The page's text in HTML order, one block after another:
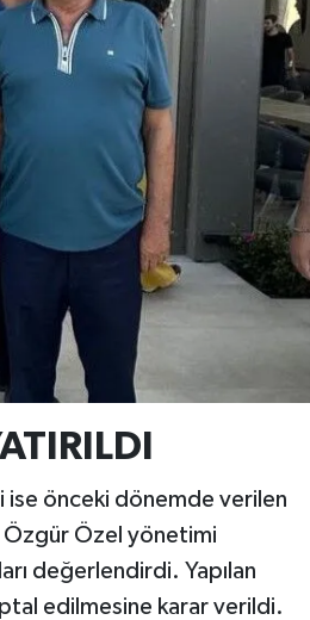
ise önceki dönemde verilen
Özgür Özel yönetimi
değerlendirdi. Yapılan
edilmesine karar verildi.